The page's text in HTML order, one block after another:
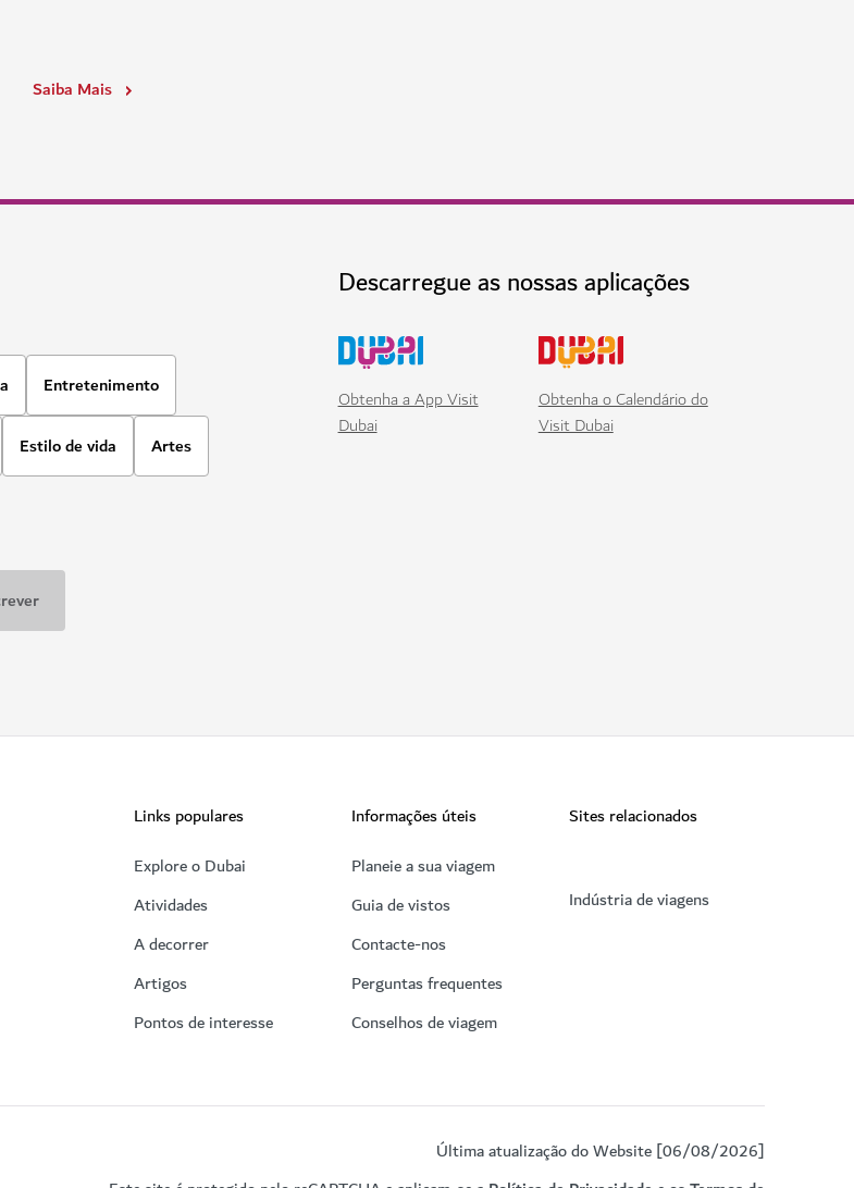
Saiba Mais
Entretenimento
Estilo de vida Artes
Descarregue as nossas aplicações
Obtenha a App Visit
Dubai
Obtenha o Calendário do
Visit Dubai
Links populares
Explore o Dubai
Atividades
A decorrer
Artigos
Pontos de interesse
Informações úteis
Planeie a sua viagem
Guia de vistos
Contacte-nos
Perguntas frequentes
Conselhos de viagem
Sites relacionados
Indústria de viagens
Última atualização do Website [06/08/2026]